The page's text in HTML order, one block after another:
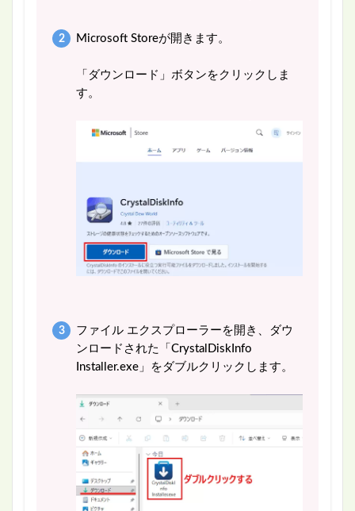
Microsoft Storeが開きます。
「ダウンロード」ボタンをクリックしま
す。
ファイル エクスプローラーを開き、ダウ
ンロードされた「CrystalDiskInfo
Installer.exe」をダブルクリックします。